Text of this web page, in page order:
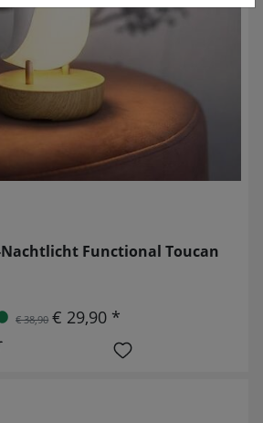
Nachtlicht Functional Toucan
€ 38,90 € 29,90 *